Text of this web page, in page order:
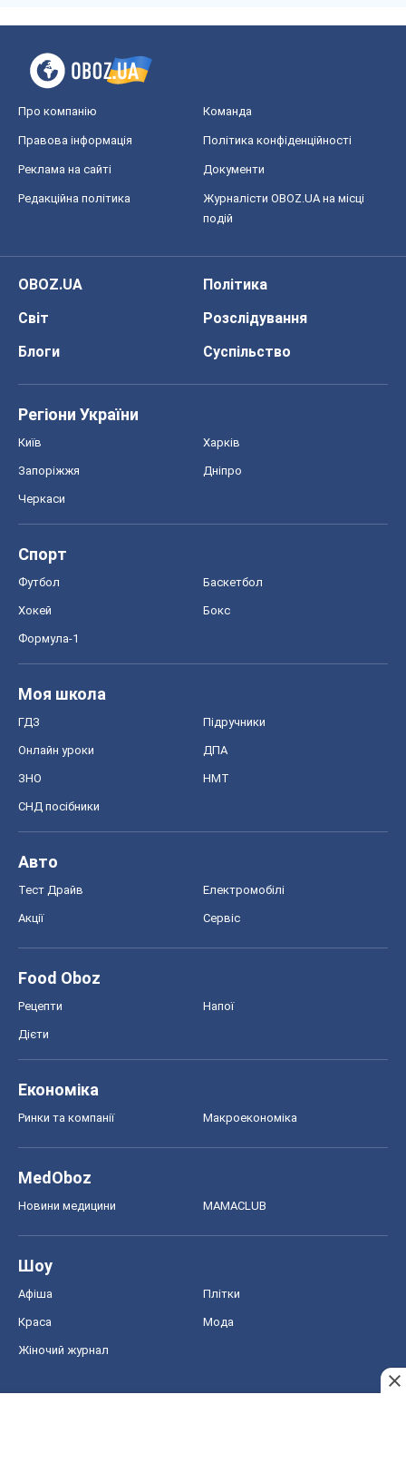
Про компанію Команда
Правова інформація Політика конфіденційності
Реклама на сайті Документи
Редакційна політика
Журналісти OBOZ.UA на місці
подій
OBOZ.UA
Політика
Світ
Розслідування
Блоги
Суспільство
Регіони України
Київ Харків
Запоріжжя Дніпро
Черкаси
Спорт
Футбол Баскетбол
Хокей Бокс
Формула-1
Моя школа
ГДЗ Підручники
Онлайн уроки ДПА
ЗНО НМТ
СНД посібники
Авто
Тест Драйв Електромобілі
Акції Сервіс
Food Oboz
Рецепти Напої
Дієти
Економіка
Ринки та компанії Макроекономіка
MedOboz
Новини медицини MAMACLUB
Шоу
Афіша Плітки
Краса Мода
Жіночий журнал